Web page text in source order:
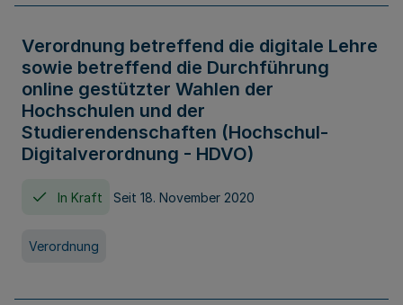
Verordnung betreffend die digitale Lehre
sowie betreffend die Durchführung
online gestützter Wahlen der
Hochschulen und der
Studierendenschaften (Hochschul-
Digitalverordnung - HDVO)
In Kraft Seit 18. November 2020
Verordnung